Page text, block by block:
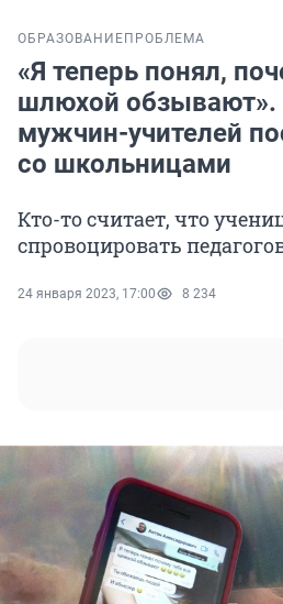
ОБРАЗОВАНИЕ ПРОБЛЕМА
«Я теперь понял,
шлюхой обзывают».
мужчин-учителей
со школьницами
Кто-то считает, что
спровоцировать
24 января 2023, 17:00 8 234